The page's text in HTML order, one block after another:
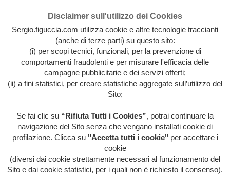
Archivio intera attività artistica di Sergio Figuccia & Opinionismo
personale
Disclaimer sull'utilizzo dei Cookies
Sergio.figuccia.com utilizza cookie e altre tecnologie traccianti
(anche di terze parti) su questo sito:
(i) per scopi tecnici, funzionali, per la prevenzione di
comportamenti fraudolenti e per misurare l'efficacia delle
campagne pubblicitarie e dei servizi offerti;
(ii) a fini statistici, per creare statistiche aggregate sull’utilizzo del
Sito;
Se fai clic su “Rifiuta Tutti i Cookies”, potrai continuare la
navigazione del Sito senza che vengano installati cookie di
profilazione. Clicca su "Accetta tutti i cookie" per accettare i
cookie
(diversi dai cookie strettamente necessari al funzionamento del
Sito e dai cookie statistici, per i quali non è richiesto il consenso).